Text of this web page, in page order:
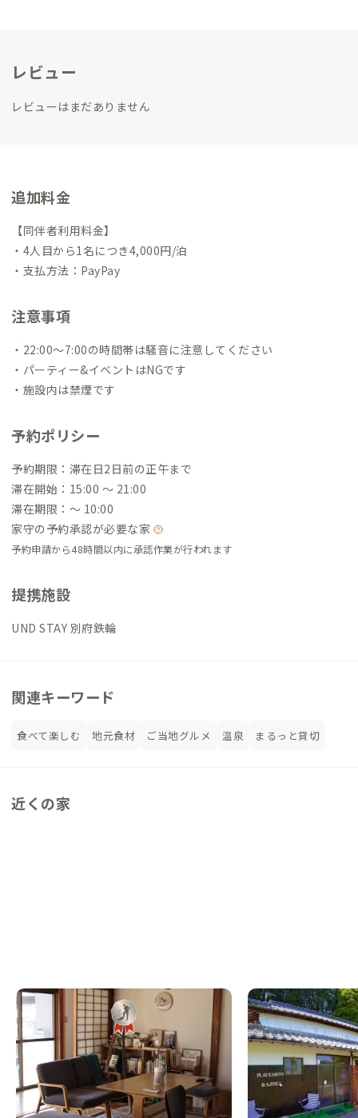
レビュー
レビューはまだありません
追加料金
【同伴者利用料金】
・4人目から1名につき4,000円/泊
・支払方法：PayPay
注意事項
・22:00〜7:00の時間帯は騒音に注意してください
・パーティー&イベントはNGです
・施設内は禁煙です
予約ポリシー
予約期限：滞在日2日前の正午まで
滞在開始：15:00 〜 21:00
滞在期限：〜 10:00
家守の予約承認が必要な家
予約申請から48時間以内に承認作業が行われます
提携施設
UND STAY 別府鉄輪
関連キーワード
食べて楽しむ 地元食材 ご当地グルメ 温泉 まるっと貸切
近くの家
別府A邸
大分県 シェアハウス
【鉄輪温泉街】レトロな町並みと別府地獄め
ぐりが楽しめる家
この家からの距離 0km
宇佐A邸
大分県 ゲストハウス
【温泉まで車3分】秘
の古民家
この家からの距離 16km